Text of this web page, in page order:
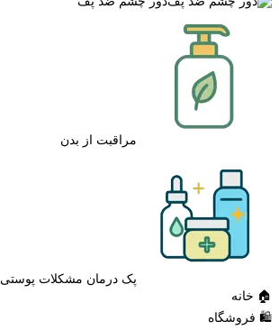
مراقبت از بدن
پک درمان مشکلات پوستی
🏠 خانه
🛍️ فروشگاه